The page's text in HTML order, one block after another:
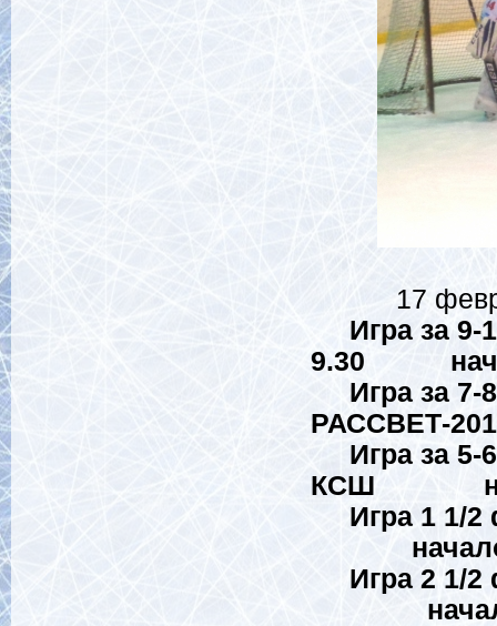
17
Игра за
9.30
Игра за
РАССВЕТ-
Игра за 5-
КСШ
Игра 1 1/
начало
Игра 2 1/
начало